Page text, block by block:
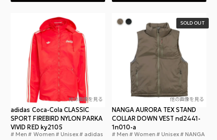
他の画像を見る
アディダス コカ・コーラ クラシック スポーツ フ
adidas Coca-Cola CLASSIC
SPORT FIREBIRD NYLON PARKA
VIVID RED ky2105
Men Women Unisex adidas
他の画像を見る
NANGA AURORA TEX STAND
COLLAR DOWN VEST nd2441-
1n010-a
Men Women Unisex NANGA
SOLD OUT